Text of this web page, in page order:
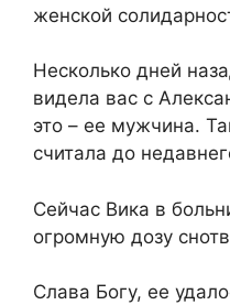
женской
Несколько дней
видела вас с
это – ее мужчина.
считала до
Сейчас Вика в
огромную дозу
Слава Богу, ее